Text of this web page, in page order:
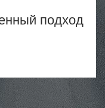
подход